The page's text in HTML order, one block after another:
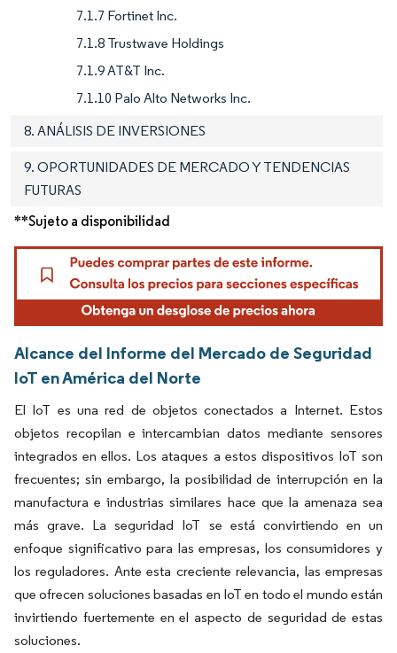
7.1.7 Fortinet Inc.
7.1.8 Trustwave Holdings
7.1.9 AT&T Inc.
7.1.10 Palo Alto Networks Inc.
8. ANÁLISIS DE INVERSIONES
9. OPORTUNIDADES DE MERCADO Y TENDENCIAS
FUTURAS
**Sujeto a disponibilidad
Alcance del Informe del Mercado de Seguridad
IoT en América del Norte
El IoT es una red de objetos conectados a Internet. Estos
objetos recopilan e intercambian datos mediante sensores
integrados en ellos. Los ataques a estos dispositivos IoT son
frecuentes; sin embargo, la posibilidad de interrupción en la
manufactura e industrias similares hace que la amenaza sea
más grave. La seguridad IoT se está convirtiendo en un
enfoque significativo para las empresas, los consumidores y
los reguladores. Ante esta creciente relevancia, las empresas
que ofrecen soluciones basadas en IoT en todo el mundo están
invirtiendo fuertemente en el aspecto de seguridad de estas
soluciones.